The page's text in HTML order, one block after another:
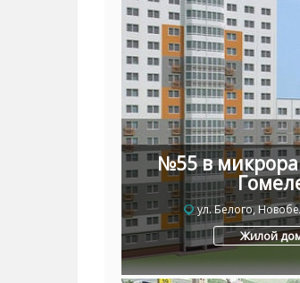
№55 в
ул. Белого,
Жилой